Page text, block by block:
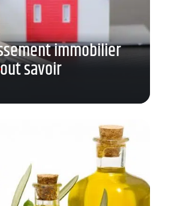
immobilier
savoir